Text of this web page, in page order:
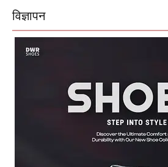
विज्ञापन